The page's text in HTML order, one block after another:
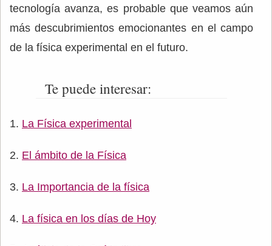
tecnología avanza, es probable que veamos aún
más descubrimientos emocionantes en el campo
de la física experimental en el futuro.
Te puede interesar:
La Física experimental
El ámbito de la Física
La Importancia de la física
La física en los días de Hoy